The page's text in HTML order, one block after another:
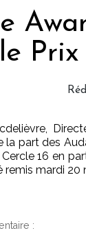
la part des
16 en
mardi 20
: